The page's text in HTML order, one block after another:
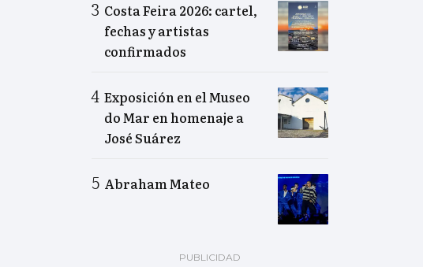
Costa Feira 2026: cartel,
fechas y artistas
confirmados
Exposición en el Museo
do Mar en homenaje a
José Suárez
Abraham Mateo